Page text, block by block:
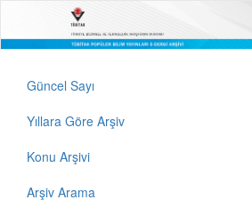
Güncel Sayı
Yıllara Göre Arşiv
Konu Arşivi
Arşiv Arama